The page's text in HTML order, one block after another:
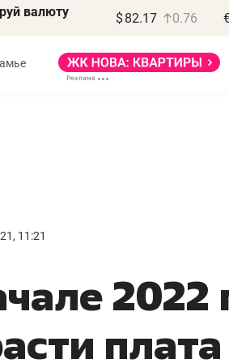
валюту $ 82.17 0.76
11:21
правил, бизнес может
потерять минимум